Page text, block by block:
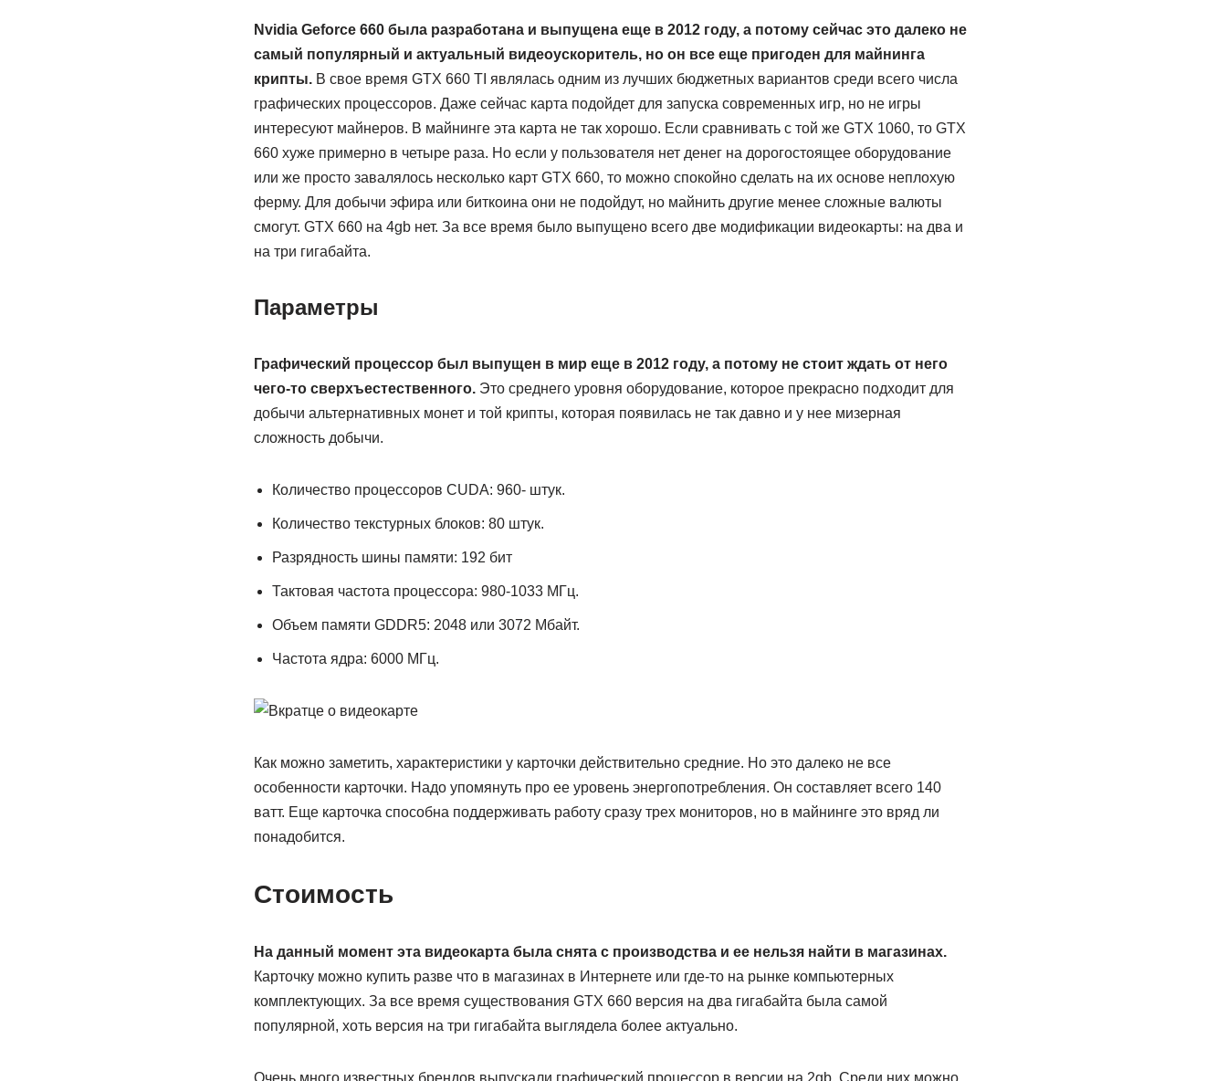
Nvidia Geforce 660 была разработана и выпущена еще в 2012 году, а потому сейчас это далеко не
самый популярный и актуальный видеоускоритель, но он все еще пригоден для майнинга
крипты.В свое время GTX 660 TI являлась одним из лучших бюджетных вариантов среди всего числа
графических процессоров. Даже сейчас карта подойдет для запуска современных игр, но не игры
интересуют майнеров. В майнинге эта карта не так хорошо. Если сравнивать с той же GTX 1060, то GTX
660 хуже примерно в четыре раза. Но если у пользователя нет денег на дорогостоящее оборудование
или же просто завалялось несколько карт GTX 660, то можно спокойно сделать на их основе неплохую
ферму. Для добычи эфира или биткоина они не подойдут, но майнить другие менее сложные валюты
смогут. GTX 660 на 4gb нет. За все время было выпущено всего две модификации видеокарты: на два и
на три гигабайта.
Параметры
Графический процессор был выпущен в мир еще в 2012 году, а потому не стоит ждать от него
чего-то сверхъестественного.Это среднего уровня оборудование, которое прекрасно подходит для
добычи альтернативных монет и той крипты, которая появилась не так давно и у нее мизерная
сложность добычи.
Количество процессоров CUDA: 960- штук.
Количество текстурных блоков: 80 штук.
Разрядность шины памяти: 192 бит
Тактовая частота процессора: 980-1033 МГц.
Объем памяти GDDR5: 2048 или 3072 Мбайт.
Частота ядра: 6000 МГц.
Как можно заметить, характеристики у карточки действительно средние. Но это далеко не все
особенности карточки. Надо упомянуть про ее уровень энергопотребления. Он составляет всего 140
ватт. Еще карточка способна поддерживать работу сразу трех мониторов, но в майнинге это вряд ли
понадобится.
Стоимость
На данный момент эта видеокарта была снята с производства и ее нельзя найти в магазинах.
Карточку можно купить разве что в магазинах в Интернете или где-то на рынке компьютерных
комплектующих. За все время существования GTX 660 версия на два гигабайта была самой
популярной, хоть версия на три гигабайта выглядела более актуально.
Очень много известных брендов выпускали графический процессор в версии на 2gb. Среди них можно